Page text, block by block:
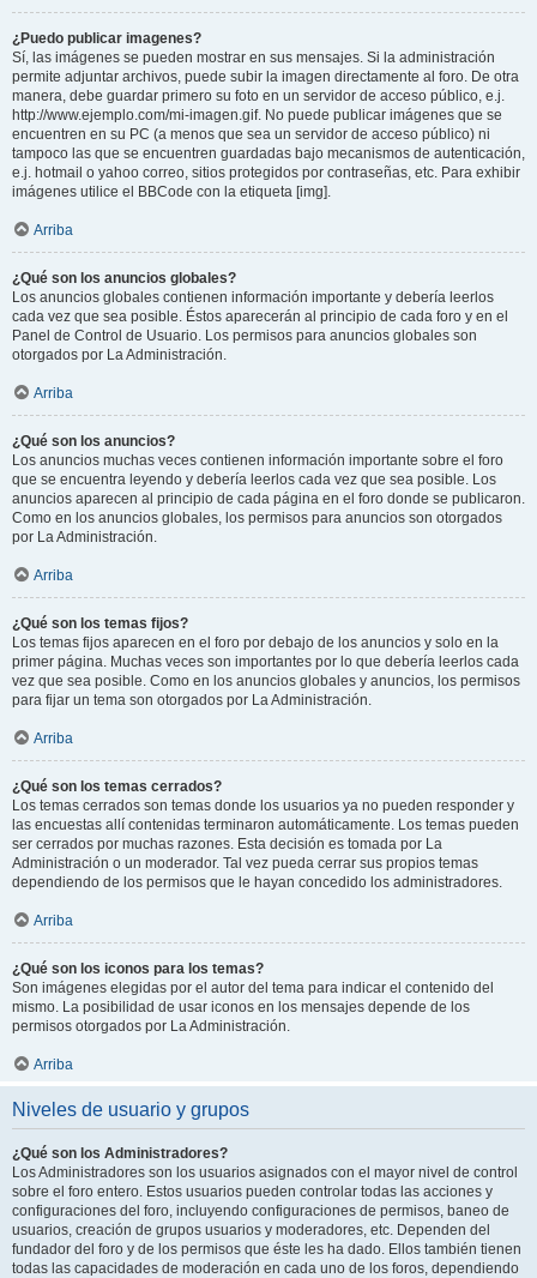
¿Puedo publicar imagenes?
Sí, las imágenes se pueden mostrar en sus mensajes. Si la administración
permite adjuntar archivos, puede subir la imagen directamente al foro. De otra
manera, debe guardar primero su foto en un servidor de acceso público, e.j.
http://www.ejemplo.com/mi-imagen.gif. No puede publicar imágenes que se
encuentren en su PC (a menos que sea un servidor de acceso público) ni
tampoco las que se encuentren guardadas bajo mecanismos de autenticación,
e.j. hotmail o yahoo correo, sitios protegidos por contraseñas, etc. Para exhibir
imágenes utilice el BBCode con la etiqueta [img].
Arriba
¿Qué son los anuncios globales?
Los anuncios globales contienen información importante y debería leerlos
cada vez que sea posible. Éstos aparecerán al principio de cada foro y en el
Panel de Control de Usuario. Los permisos para anuncios globales son
otorgados por La Administración.
Arriba
¿Qué son los anuncios?
Los anuncios muchas veces contienen información importante sobre el foro
que se encuentra leyendo y debería leerlos cada vez que sea posible. Los
anuncios aparecen al principio de cada página en el foro donde se publicaron.
Como en los anuncios globales, los permisos para anuncios son otorgados
por La Administración.
Arriba
¿Qué son los temas fijos?
Los temas fijos aparecen en el foro por debajo de los anuncios y solo en la
primer página. Muchas veces son importantes por lo que debería leerlos cada
vez que sea posible. Como en los anuncios globales y anuncios, los permisos
para fijar un tema son otorgados por La Administración.
Arriba
¿Qué son los temas cerrados?
Los temas cerrados son temas donde los usuarios ya no pueden responder y
las encuestas allí contenidas terminaron automáticamente. Los temas pueden
ser cerrados por muchas razones. Esta decisión es tomada por La
Administración o un moderador. Tal vez pueda cerrar sus propios temas
dependiendo de los permisos que le hayan concedido los administradores.
Arriba
¿Qué son los iconos para los temas?
Son imágenes elegidas por el autor del tema para indicar el contenido del
mismo. La posibilidad de usar iconos en los mensajes depende de los
permisos otorgados por La Administración.
Arriba
Niveles de usuario y grupos
¿Qué son los Administradores?
Los Administradores son los usuarios asignados con el mayor nivel de control
sobre el foro entero. Estos usuarios pueden controlar todas las acciones y
configuraciones del foro, incluyendo configuraciones de permisos, baneo de
usuarios, creación de grupos usuarios y moderadores, etc. Dependen del
fundador del foro y de los permisos que éste les ha dado. Ellos también tienen
todas las capacidades de moderación en cada uno de los foros, dependiendo